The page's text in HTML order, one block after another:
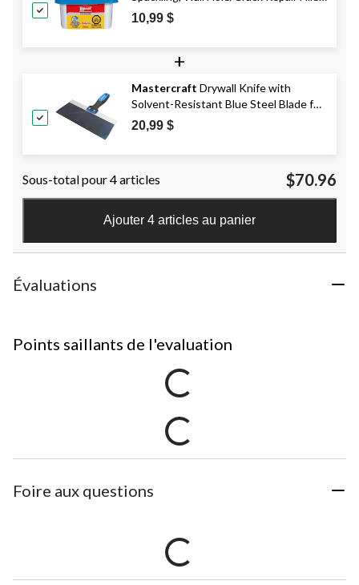
300-mL
10,99 $
+
Mastercraft Drywall Knife with
Solvent-Resistant Blue Steel Blade for
Patching & Taping, 10-in
20,99 $
Sous-total pour 4 articles $70.96
Ajouter 4 articles au panier
Évaluations
Points saillants de l'evaluation
Foire aux questions